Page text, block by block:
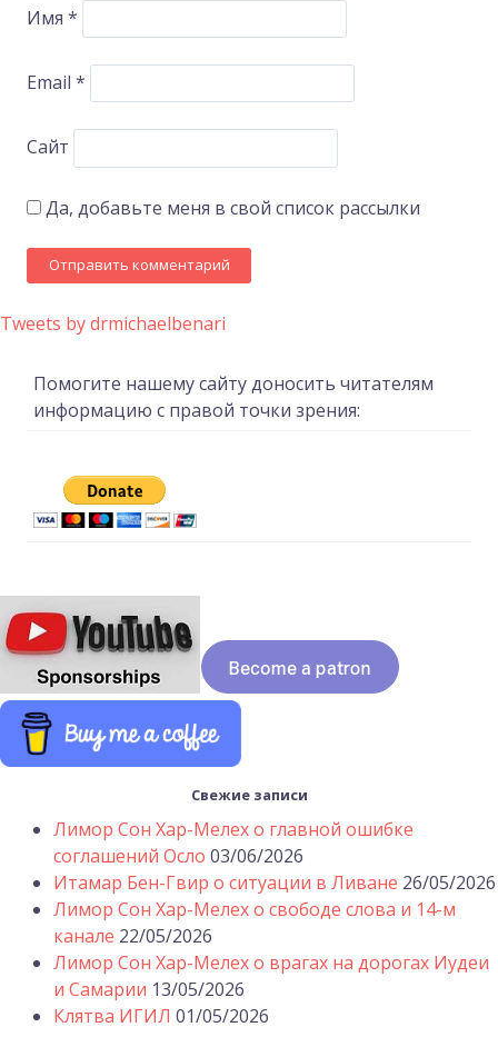
Имя *
Email *
Сайт
Да, добавьте меня в свой список рассылки
Tweets by drmichaelbenari
Помогите нашему сайту доносить читателям
информацию с правой точки зрения:
Свежие записи
Лимор Сон Хар-Мелех о главной ошибке
соглашений Осло 03/06/2026
Итамар Бен-Гвир о ситуации в Ливане 26/05/2026
Лимор Сон Хар-Мелех о свободе слова и 14-м
канале 22/05/2026
Лимор Сон Хар-Мелех о врагах на дорогах Иудеи
и Самарии 13/05/2026
Клятва ИГИЛ 01/05/2026